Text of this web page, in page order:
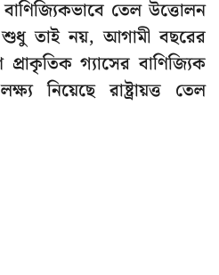
তেল উত্তোলন
তাই নয়, আগামী বছরের
গ্যাসের বাণিজ্যিক
নিয়েছে রাষ্ট্রায়ত্ত তেল